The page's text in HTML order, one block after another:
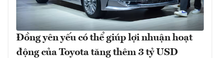
Đồng yên yếu có thể giúp lợi nhuận hoạt
động của Toyota tăng thêm 3 tỷ USD